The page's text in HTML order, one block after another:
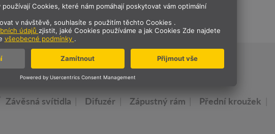
netto 0.23 kg
osvětlení NUMINOS
Závěsná svítidla Difuzér Zápustný rám Přední kroužek